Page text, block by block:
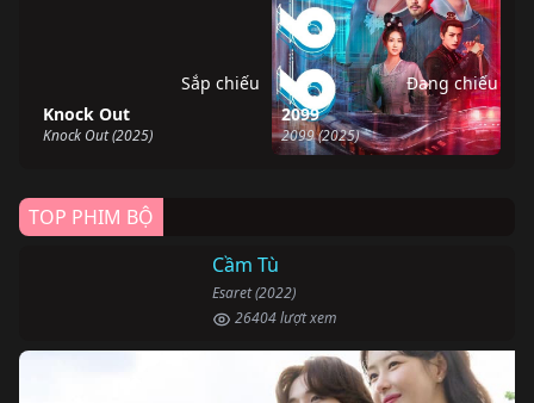
Knock Out
Knock Out (2025)
Sắp chiếu
2099
2099 (2025)
Đang chiếu
TOP PHIM BỘ
Cầm Tù
Esaret (2022)
26404 lượt xem